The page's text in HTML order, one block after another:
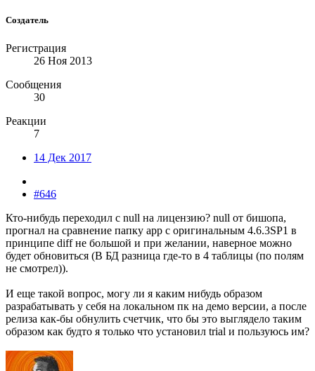
Создатель
Регистрация
26 Ноя 2013
Сообщения
30
Реакции
7
14 Дек 2017
#646
Кто-нибудь переходил с null на лицензию? null от бишопа,
прогнал на сравнение папку app с оригинальным 4.6.3SP1 в
принципе diff не большой и при желании, наверное можно
будет обновиться (В БД разница где-то в 4 таблицы (по полям
не смотрел)).
И еще такой вопрос, могу ли я каким нибудь образом
разрабатывать у себя на локальном пк на демо версии, а после
релиза как-бы обнулить счетчик, что бы это выглядело таким
образом как будто я только что установил trial и пользуюсь им?